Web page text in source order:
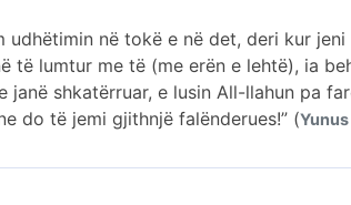
udhëtimin në tokë e në det, deri kur
të lumtur me të (me erën e lehtë), ia
janë shkatërruar, e lusin All-llahun pa
do të jemi gjithnjë falënderues!” (